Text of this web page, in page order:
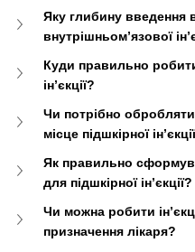
Яку глибину введення
внутрішньом’язової
Куди правильно робити
ін’єкції?
Чи потрібно
місце підшкірної
Як правильно
для підшкірної ін’єкції?
Чи можна робити
призначення лікаря?